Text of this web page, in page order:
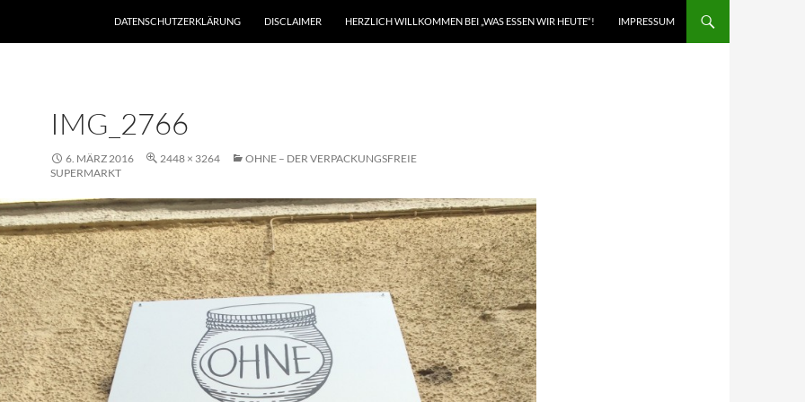
DATENSCHUTZERKLÄRUNG DISCLAIMER HERZLICH WILLKOMMEN BEI „WAS ESSEN WIR HEUTE“! IMPRESSUM
IMG_2766
6. MÄRZ 2016 2448 × 3264
OHNE – DER VERPACKUNGSFREIE
SUPERMARKT